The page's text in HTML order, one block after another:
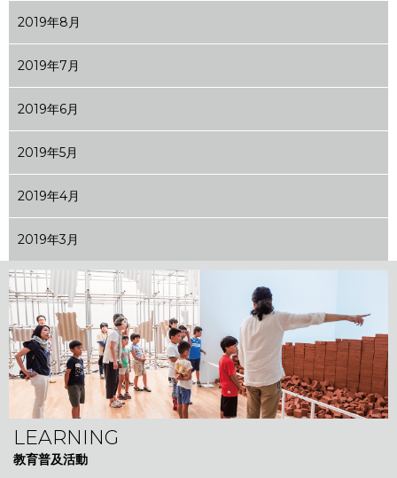
2019年8月
2019年7月
2019年6月
2019年5月
2019年4月
2019年3月
LEARNING
教育普及活動